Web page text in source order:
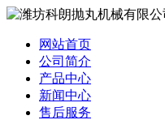
网站首页
公司简介
产品中心
新闻中心
售后服务